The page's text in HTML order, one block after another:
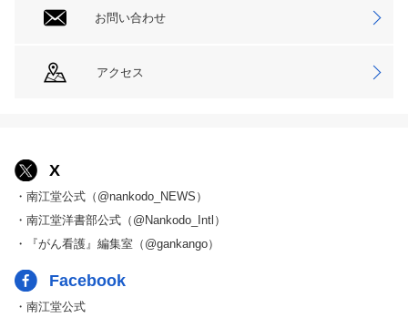
お問い合わせ
アクセス
X
・南江堂公式（@nankodo_NEWS）
・南江堂洋書部公式（@Nankodo_Intl）
・『がん看護』編集室（@gankango）
Facebook
・南江堂公式